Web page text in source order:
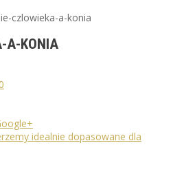
czlowieka-a-konia
A-KONIA